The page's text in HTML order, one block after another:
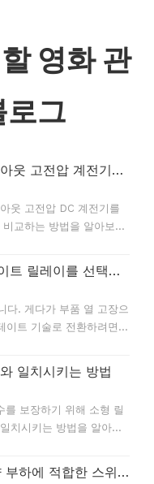
영화 관
로그
에너지 저장을 위한 자기 블로우아웃 고전압 계전기를 선택하는 방법
웃 고전압 DC 계전기를
교하는 방법을 알아보십
제어판용 DIN 레일 솔리드 스테이트 릴레이를 선택하는 방법
다. 게다가 부품 열 고장으
이트 기술로 전환하려면
일치시키는 방법
를 보장하기 위해 소형 릴
치시키는 방법을 알아보
35A 대 70A 자동차 계전기: 차량 부하에 적합한 스위칭 용량은 무엇입니까?